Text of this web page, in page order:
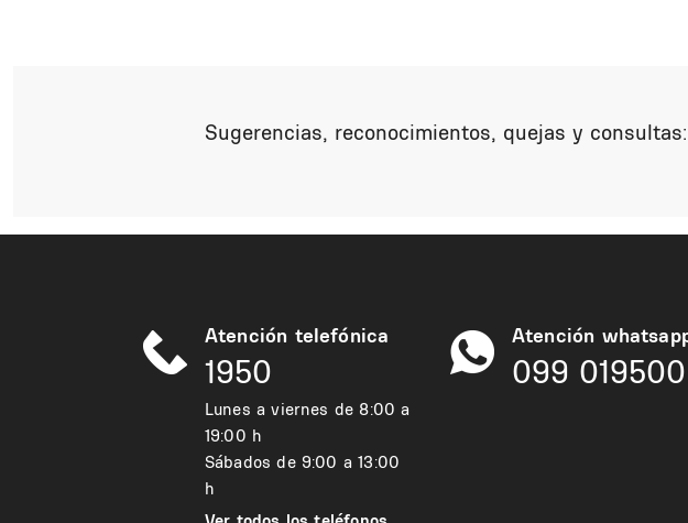
Sugerencias, reconocimientos, quejas y consultas:
Atención telefónica
1950
Lunes a viernes de 8:00 a
19:00 h
Sábados de 9:00 a 13:00
h
Atención
099 019500